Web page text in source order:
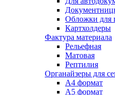
Обложки для
Картхолдеры
Фактура материала
Рельефная
Матовая
Рептилия
Органайзеры для
А4 формат
А5 формат